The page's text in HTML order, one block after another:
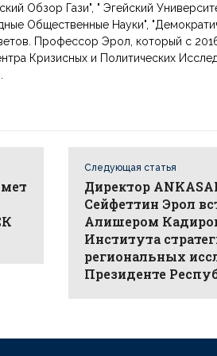
Обзор Гази", " Эгейский
Общественные Науки",
Профессор Эрол, который с
Кризисных и Политических
Следующая статья
Директор
Сейфеттин Эрол
Алишером
Института
региональных
Президенте